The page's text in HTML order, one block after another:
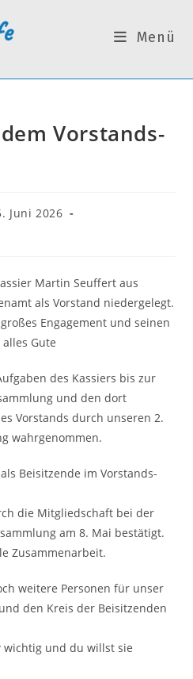
Menü
Vorstands-
Juni 2026
Martin Seuffert aus
als Vorstand niedergelegt.
Engagement und seinen
Gute
des Kassiers bis zur
und den dort
Vorstands durch unseren 2.
wahrgenommen.
Beisitzende im Vorstands-
die Mitgliedschaft bei der
am 8. Mai bestätigt.
Zusammenarbeit.
weitere Personen für unser
den Kreis der Beisitzenden
wichtig und du willst sie